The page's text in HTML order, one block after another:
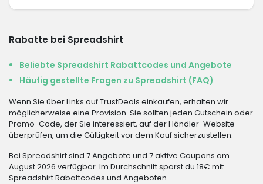
Rabatte bei Spreadshirt
Beliebte Spreadshirt Rabattcodes und Angebote
Häufig gestellte Fragen zu Spreadshirt (FAQ)
Wenn Sie über Links auf TrustDeals einkaufen, erhalten wir
möglicherweise eine Provision. Sie sollten jeden Gutschein oder
Promo-Code, der Sie interessiert, auf der Händler-Website
überprüfen, um die Gültigkeit vor dem Kauf sicherzustellen.
Bei Spreadshirt sind 7 Angebote und 7 aktive Coupons am
August 2026 verfügbar. Im Durchschnitt sparst du 18€ mit
Spreadshirt Rabattcodes und Angeboten.